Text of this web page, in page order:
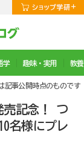
学 趣味・実用 教
記事公開時点のものです
売記念！ つ
名様にプレ